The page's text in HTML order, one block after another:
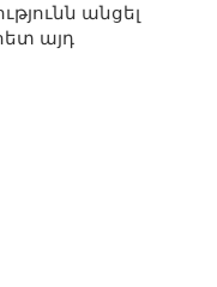
անցել
այդ